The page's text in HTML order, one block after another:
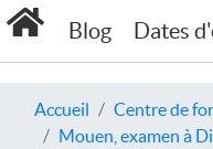
Blog Dates
Accueil
Centre de
Mouen, examen à